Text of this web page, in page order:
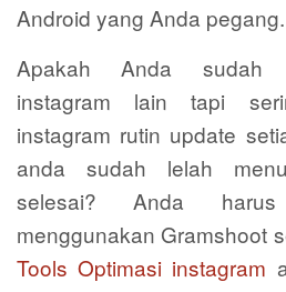
Android yang Anda pegang.
Apakah Anda sudah
instagram lain tapi
instagram rutin update
anda sudah lelah
selesai? Anda
menggunakan Gramshoot
Tools Optimasi instagram